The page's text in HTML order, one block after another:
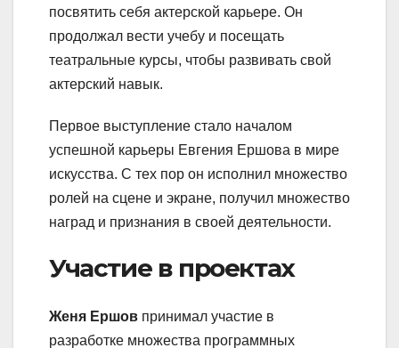
посвятить себя актерской карьере. Он
продолжал вести учебу и посещать
театральные курсы, чтобы развивать свой
актерский навык.
Первое выступление стало началом
успешной карьеры Евгения Ершова в мире
искусства. С тех пор он исполнил множество
ролей на сцене и экране, получил множество
наград и признания в своей деятельности.
Участие в проектах
Женя Ершов принимал участие в
разработке множества программных